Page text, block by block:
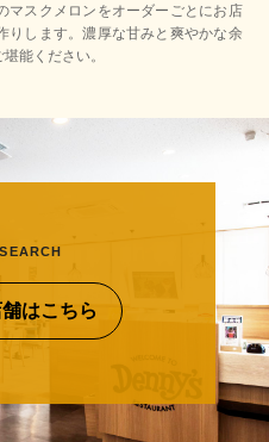
マスクメロンをオーダーごとにお店
りします。濃厚な甘みと爽やかな余
能ください。
はこちら